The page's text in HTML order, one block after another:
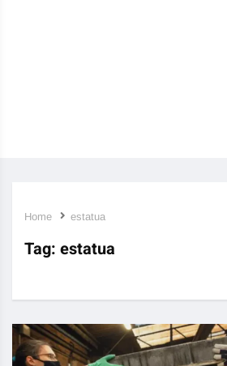
Home estatua
Tag: estatua